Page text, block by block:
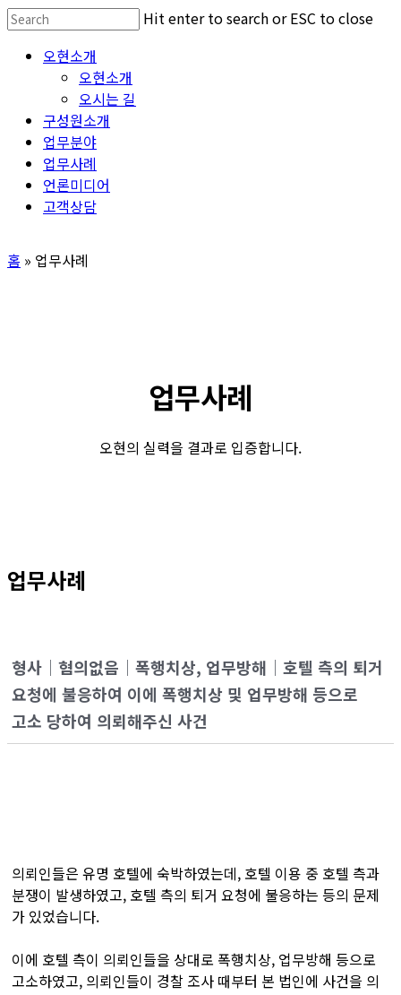
Skip
main
Hit enter to search or ESC to close
Search
Menu 오현소개
오현소개
오시는 길
구성원소개
업무분야
업무사례
언론미디어
고객상담
홈 » 업무사례
업무사례
오현의 실력을 결과로 입증합니다.
업무사례
형사│혐의없음│폭행치상, 업무방해│호텔 측의 퇴거
요청에 불응하여 이에 폭행치상 및 업무방해 등으로
고소 당하여 의뢰해주신 사건
의뢰인들은 유명 호텔에 숙박하였는데, 호텔 이용 중 호텔 측과
분쟁이 발생하였고, 호텔 측의 퇴거 요청에 불응하는 등의 문제
가 있었습니다.
이에 호텔 측이 의뢰인들을 상대로 폭행치상, 업무방해 등으로
고소하였고, 의뢰인들이 경찰 조사 때부터 본 법인에 사건을 의